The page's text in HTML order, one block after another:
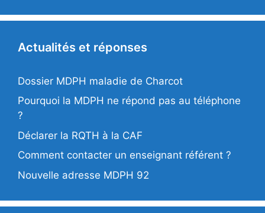
Actualités et réponses
Dossier MDPH maladie de Charcot
Pourquoi la MDPH ne répond pas au téléphone
?
Déclarer la RQTH à la CAF
Comment contacter un enseignant référent ?
Nouvelle adresse MDPH 92